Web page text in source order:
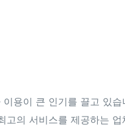
용이 큰 인기를 끌고 있
고의 서비스를 제공하는